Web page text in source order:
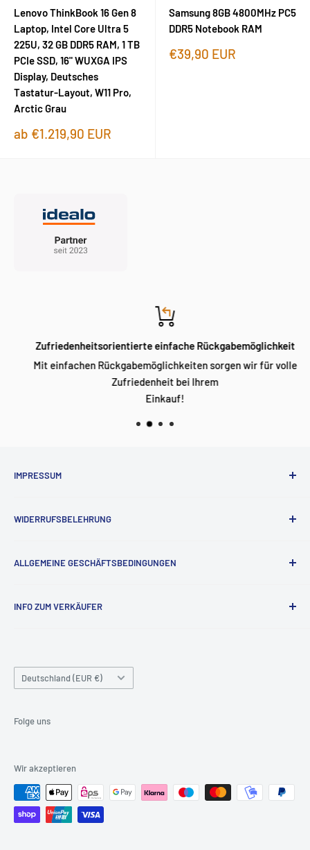
Lenovo ThinkBook 16 Gen 8
Laptop, Intel Core Ultra 5
225U, 32 GB DDR5 RAM, 1 TB
PCIe SSD, 16" WUXGA IPS
Display, Deutsches
Tastatur-Layout, W11 Pro,
Arctic Grau
Sonderpreis
ab €1.219,90 EUR
Samsung 8GB 4800MHz PC5
DDR5 Notebook RAM
Sonderpreis
€39,90 EUR
Zufriedenheitsorientierte einfache Rückgabemöglichkeit
Mit einfachen Rückgabemöglichkeiten sorgen wir für volle
Zufriedenheit bei Ihrem
Einkauf!
IMPRESSUM
WIDERRUFSBELEHRUNG
ALLGEMEINE GESCHÄFTSBEDINGUNGEN
Datenschutzrichtlinie
INFO ZUM VERKÄUFER
Handelsregisternummer: HRB223433
Umsatzsteuer-Identifikationsnummer: DE815914293
Land/Region
Deutschland (EUR €)
Folge uns
Wir akzeptieren